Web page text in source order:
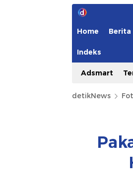
Home Berita
Indeks
Adsmart
detikNews